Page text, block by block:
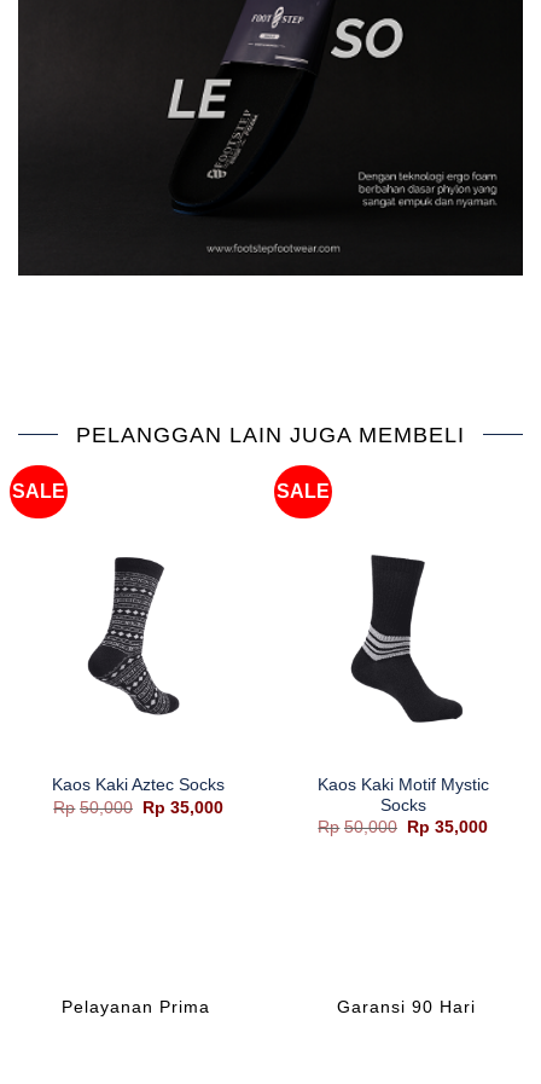
PELANGGAN LAIN JUGA MEMBELI
SALE
Kaos Kaki Aztec Socks
Rp 50,000
Harga
aslinya
Rp 35,000Harga
SALE
Kaos Kaki Motif Mystic
Socks
Rp 50,000
Harga
aslinya
Rp 35,000Harga
Pelayanan Prima Garansi 90 Hari